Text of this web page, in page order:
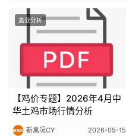
禽业分析
【鸡价专题】2026年4月中
华土鸡市场行情分析
新禽况CY 2026-05-15